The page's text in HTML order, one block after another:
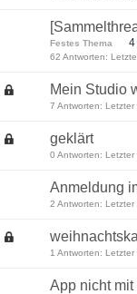
Festes Thema 4
62 Antworten:
Mein Studio
7 Antworten:
geklärt
0 Antworten:
Anmeldung
2 Antworten:
1 Antworten: Letzter
App nicht mit